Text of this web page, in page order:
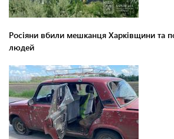
Росіяни вбили мешканця Харківщини та
людей